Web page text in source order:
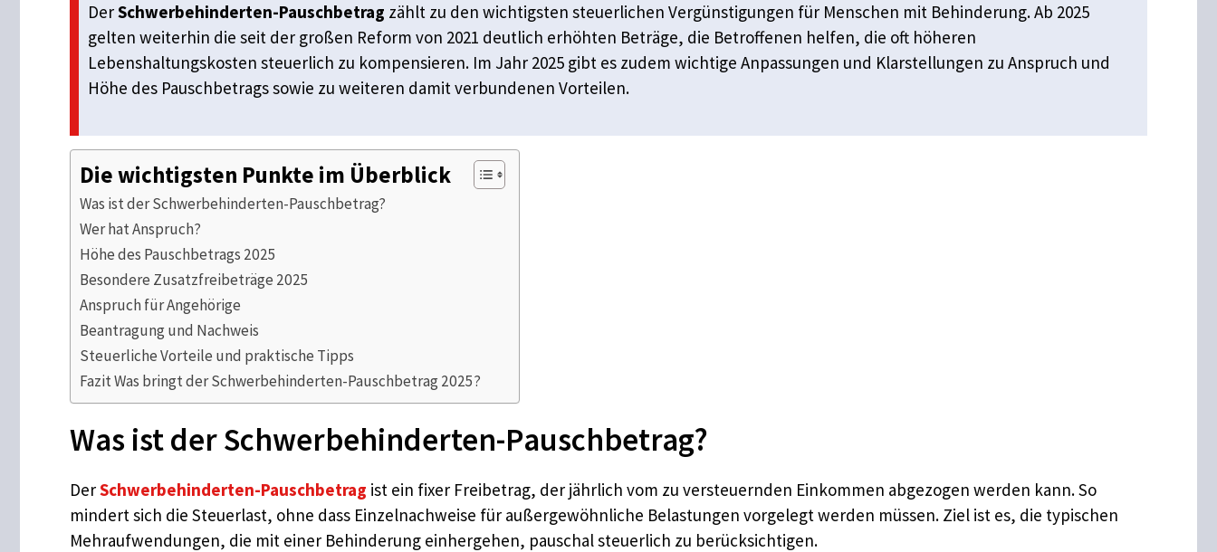
DerSchwerbehinderten-Pauschbetrag zählt zu den wichtigsten steuerlichen Vergünstigungen für Menschen mit Behinderung. Ab 2025
gelten weiterhin die seit der großen Reform von 2021 deutlich erhöhten Beträge, die Betroffenen helfen, die oft höheren
Lebenshaltungskosten steuerlich zu kompensieren. Im Jahr 2025 gibt es zudem wichtige Anpassungen und Klarstellungen zu Anspruch und
Höhe des Pauschbetrags sowie zu weiteren damit verbundenen Vorteilen.
Die wichtigsten Punkte im Überblick
Was ist der Schwerbehinderten-Pauschbetrag?
Wer hat Anspruch?
Höhe des Pauschbetrags 2025
Besondere Zusatzfreibeträge 2025
Anspruch für Angehörige
Beantragung und Nachweis
Steuerliche Vorteile und praktische Tipps
Fazit Was bringt der Schwerbehinderten-Pauschbetrag 2025?
Was ist der Schwerbehinderten-Pauschbetrag?
DerSchwerbehinderten-Pauschbetrag ist ein fixer Freibetrag, der jährlich vom zu versteuernden Einkommen abgezogen werden kann. So
mindert sich die Steuerlast, ohne dass Einzelnachweise für außergewöhnliche Belastungen vorgelegt werden müssen. Ziel ist es, die typischen
Mehraufwendungen, die mit einer Behinderung einhergehen, pauschal steuerlich zu berücksichtigen.